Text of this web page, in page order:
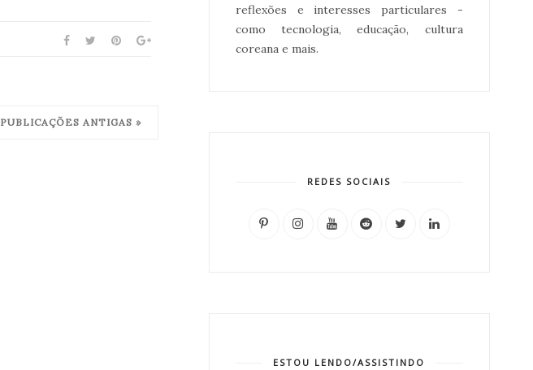
PUBLICAÇÕES ANTIGAS »
reflexões e interesses particulares -
como tecnologia, educação, cultura
coreana e mais.
REDES SOCIAIS
ESTOU LENDO/ASSISTINDO